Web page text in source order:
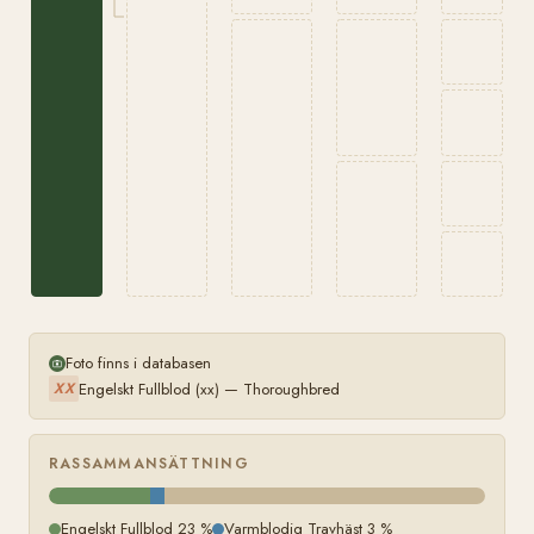
Foto finns i databasen
XX Engelskt Fullblod (xx) — Thoroughbred
RASSAMMANSÄTTNING
Engelskt Fullblod 23 % Varmblodig Travhäst 3 %